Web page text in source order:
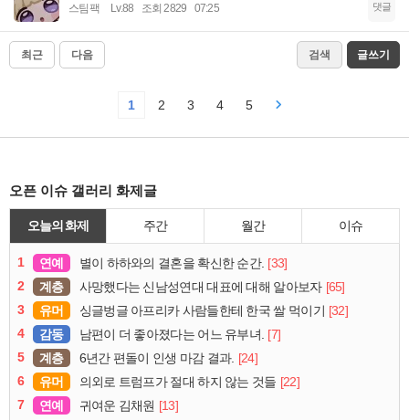
스팀팩 Lv.88 조회 2829 07:25 댓글
최근 다음 검색 글쓰기
1 2 3 4 5
오픈 이슈 갤러리 화제글
오늘의 화제 주간 월간 이슈
1 연예 별이 하하와의 결혼을 확신한 순간. [33]
2
계층 사망했다는 신남성연대 대표에 대해 알아보자 [65]
3
유머 싱글벙글 아프리카 사람들한테 한국 쌀 먹이기
[32]
4
감동 남편이 더 좋아졌다는 어느 유부녀. [7]
5
계층 6년간 편돌이 인생 마감 결과. [24]
6
유머 의외로 트럼프가 절대 하지 않는 것들 [22]
7
연예 귀여운 김채원 [13]